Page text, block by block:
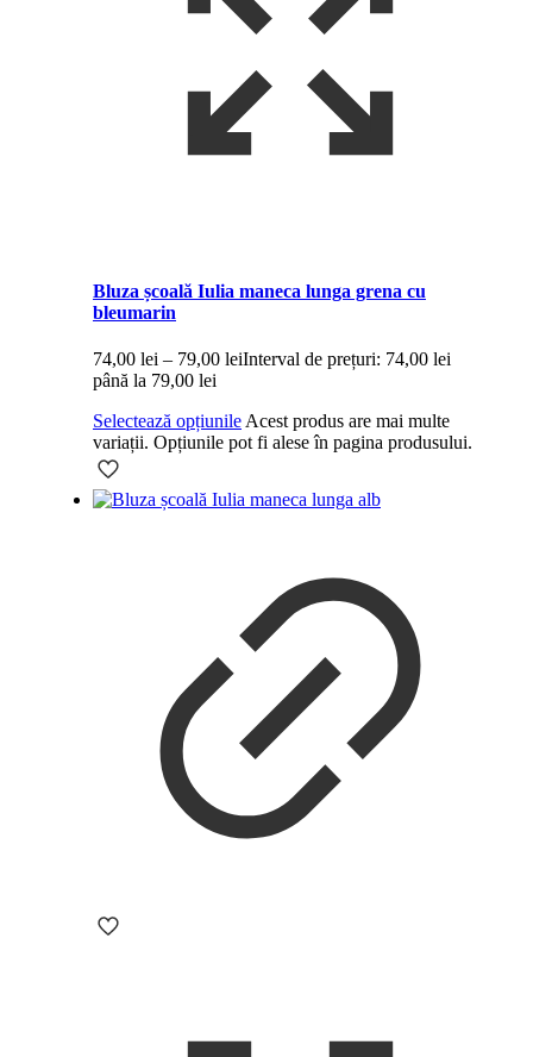
Bluza școală Iulia maneca lunga grena cu
bleumarin
74,00 lei – 79,00 leiInterval de prețuri: 74,00 lei
până la 79,00 lei
Selectează opțiunile Acest produs are mai multe
variații. Opțiunile pot fi alese în pagina produsului.